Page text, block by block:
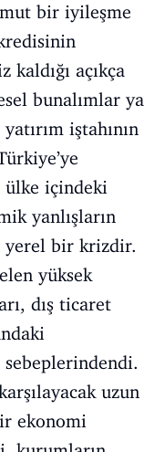
bir iyileşme
açıkça
bunalımlar ya
iştahının
ülke içindeki
yanlışların
yerel bir krizdir.
yüksek
dış ticaret
uzun
ekonomi